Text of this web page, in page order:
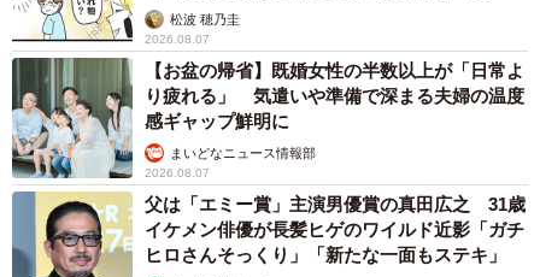
＜ゆう｜ノープロブレムキャットさん関連情報＞
▽Instagram
https://www.instagram.com/yu_cat_illustration/
▽X（旧Twitter）
https://x.com/YUNID_CAT
▽ブログ
https://noproblem-cat.napbizblog.jp/
松波 穂乃圭
2026.08.07
【お盆の帰省】既婚女性の半数以上が「日常よ
り疲れる」 気遣いや準備で深まる夫婦の温度
感ギャップ鮮明に
まいどなニュース情報部
2026.08.07
父は「エミー賞」主演男優賞の真田広之 31歳
イケメン俳優が長髪ヒゲのワイルド近影「ガチ
ヒロさんそっくり」「新たな一面もステキ」